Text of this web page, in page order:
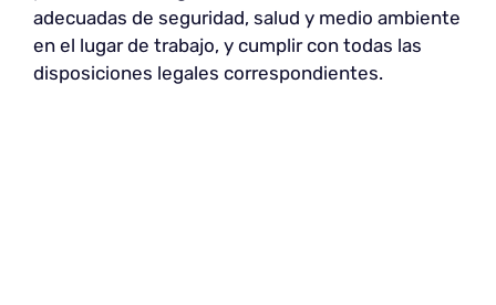
adecuadas de seguridad, salud y medio ambiente
en el lugar de trabajo, y cumplir con todas las
disposiciones legales correspondientes.